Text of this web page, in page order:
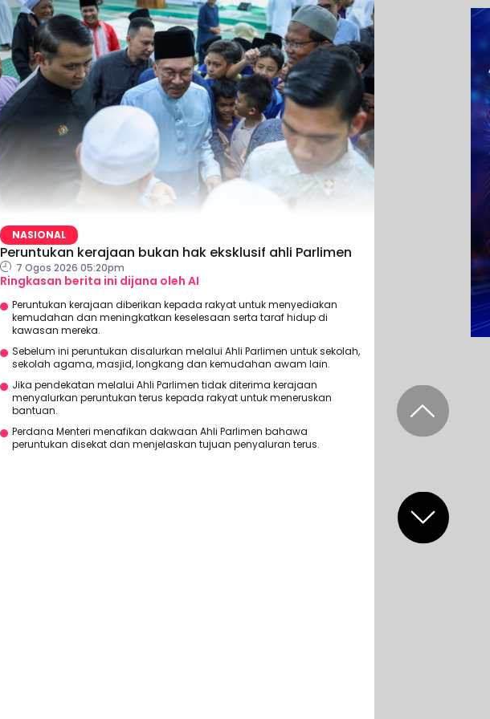
NASIONAL
Peruntukan kerajaan bukan hak eksklusif ahli Parlimen
7 Ogos 2026 05:20pm
Ringkasan berita ini dijana oleh AI
Peruntukan kerajaan diberikan kepada rakyat untuk menyediakan
kemudahan dan meningkatkan keselesaan serta taraf hidup di
kawasan mereka.
Sebelum ini peruntukan disalurkan melalui Ahli Parlimen untuk sekolah,
sekolah agama, masjid, longkang dan kemudahan awam lain.
Jika pendekatan melalui Ahli Parlimen tidak diterima kerajaan
menyalurkan peruntukan terus kepada rakyat untuk meneruskan
bantuan.
Perdana Menteri menafikan dakwaan Ahli Parlimen bahawa
peruntukan disekat dan menjelaskan tujuan penyaluran terus.